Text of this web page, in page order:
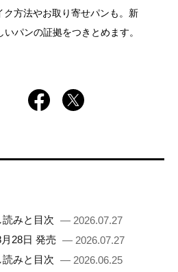
方法やお取り寄せパンも。新
パンの証拠をつきとめます。
読みと目次 — 2026.07.27
28日 発売 — 2026.07.27
読みと目次 — 2026.06.25